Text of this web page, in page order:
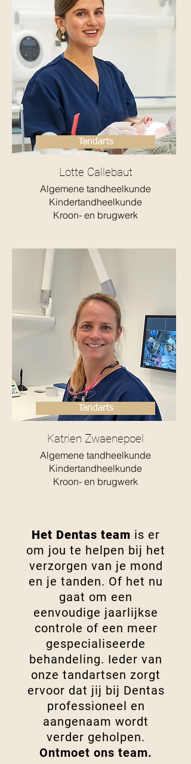
Tandarts
Lotte Callebaut
Algemene tandheelkunde
Kindertandheelkunde
Kroon- en brugwerk
Tandarts
Katrien Zwaenepoel
Algemene tandheelkunde
Kindertandheelkunde
Kroon- en brugwerk
​Het Dentas team is er
om jou te helpen bij het
verzorgen van je mond
en je tanden. Of het nu
gaat om een
eenvoudige jaarlijkse
controle of een meer
gespecialiseerde
behandeling. Ieder van
onze tandartsen zorgt
ervoor dat jij bij Dentas
professioneel en
aangenaam wordt
verder geholpen.
Ontmoet ons team.